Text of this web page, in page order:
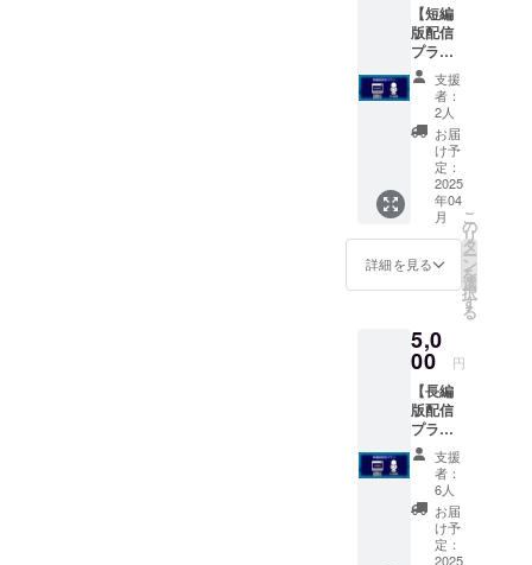
【短編
版配信
プラ
ン】 ・
完成し
ている
「はな
まる劇
場のい
ちばん
長い
日」短
編版の
配信
（期間
限定申
数日後
から視
聴可
能〜今
年11月
末日ま
で・ダ
ウン
ロード
不可）
・お礼
動画DL
支援
者：
2人
お届
け予
定：
2025
年04
月
詳細を見る
こ
の
リ
タ
ー
ン
を
選
択
す
る
5,0
00 円
【長編
版配信
プラ
ン】 ・
来年完
成予定
の「は
なまる
劇場の
支援
者：
6人
お届
け予
定：
2025